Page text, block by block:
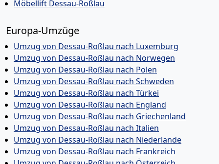
Möbellift Dessau-Roßlau
Europa-Umzüge
Umzug von Dessau-Roßlau nach Luxemburg
Umzug von Dessau-Roßlau nach Norwegen
Umzug von Dessau-Roßlau nach Polen
Umzug von Dessau-Roßlau nach Schweden
Umzug von Dessau-Roßlau nach Türkei
Umzug von Dessau-Roßlau nach England
Umzug von Dessau-Roßlau nach Griechenland
Umzug von Dessau-Roßlau nach Italien
Umzug von Dessau-Roßlau nach Niederlande
Umzug von Dessau-Roßlau nach Frankreich